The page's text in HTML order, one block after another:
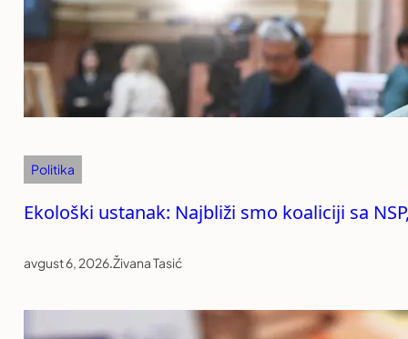
Politika
Ekološki ustanak: Najbliži smo koaliciji sa
avgust 6, 2026.Živana Tasić